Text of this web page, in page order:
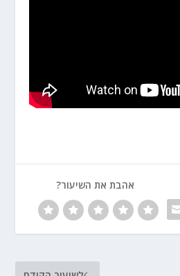
אהבת את השיעור?